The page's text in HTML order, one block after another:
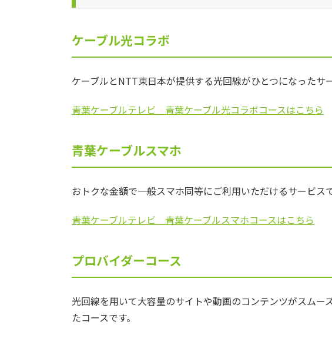
ケーブル光コラボ
ケーブルとNTT東日本が提供する光回線がひとつになったサ
青葉ケーブルテレビ 青葉ケーブル光コラボコースはこちら
青葉ケーブルスマホ
おトクな金額で一般スマホ同等にご利用いただけるサービスで
青葉ケーブルテレビ 青葉ケーブルスマホコースはこちら
プロバイダーコース
光回線を用いて大容量のサイトや動画のコンテンツがスム
たコースです。